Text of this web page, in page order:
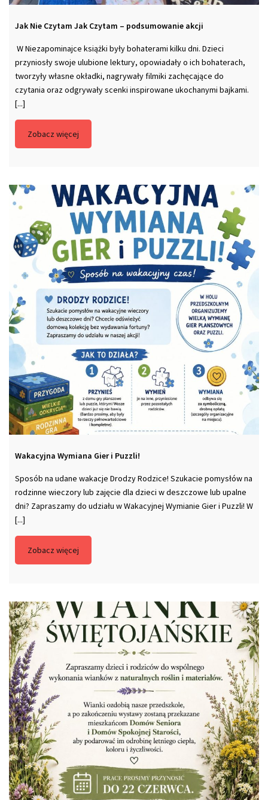
Jak Nie Czytam Jak Czytam – podsumowanie akcji
W Niezapominajce książki były bohaterami kilku dni. Dzieci
przyniosły swoje ulubione lektury, opowiadały o ich bohaterach,
tworzyły własne okładki, nagrywały filmiki zachęcające do
czytania oraz odgrywały scenki inspirowane ukochanymi bajkami.
[...]
Zobacz więcej
Wakacyjna Wymiana Gier i Puzzli!
Sposób na udane wakacje Drodzy Rodzice! Szukacie pomysłów na
rodzinne wieczory lub zajęcie dla dzieci w deszczowe lub upalne
dni? Zapraszamy do udziału w Wakacyjnej Wymianie Gier i Puzzli! W
[...]
Zobacz więcej